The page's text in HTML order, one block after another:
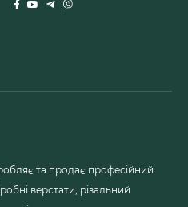
та продає професійний
верстати, різальний